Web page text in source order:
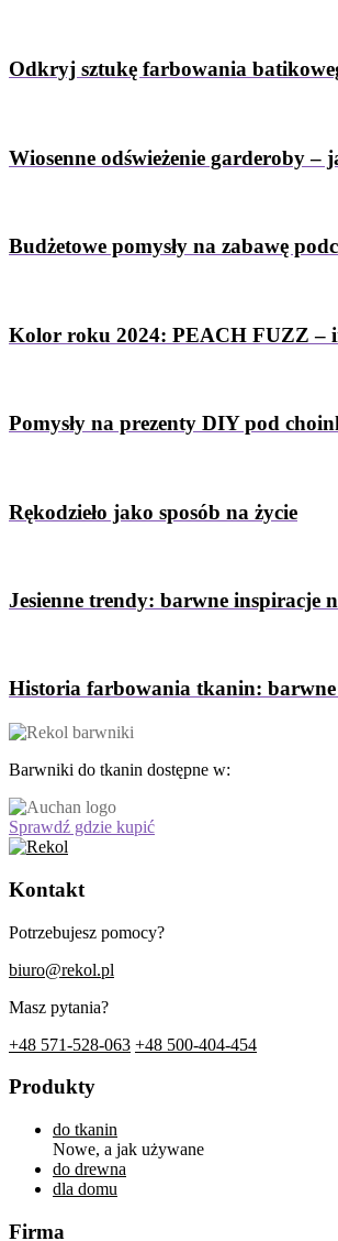
Odkryj sztukę farbowania
Wiosenne odświeżenie garderoby
Budżetowe pomysły na zabawę
Kolor roku 2024: PEACH FUZZ –
Pomysły na prezenty DIY pod
Rękodzieło jako sposób na życie
Jesienne trendy: barwne inspiracje
Historia farbowania tkanin:
Barwniki do tkanin dostępne w:
Sprawdź gdzie kupić
Kontakt
Potrzebujesz pomocy?
biuro@rekol.pl
Masz pytania?
+48 571-528-063 +48 500-404-454
Produkty
do tkanin
Nowe, a jak używane
do drewna
dla domu
Firma